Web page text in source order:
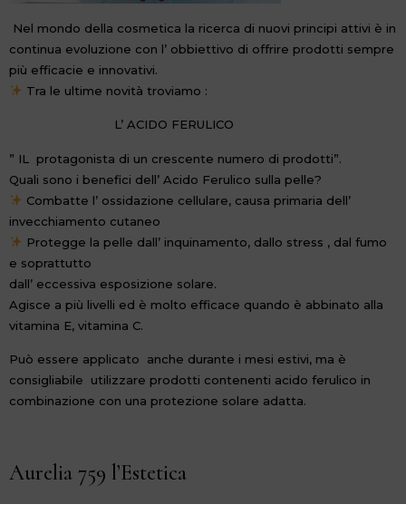
Nel mondo della cosmetica la ricerca di nuovi principi attivi è in
continua evoluzione con l’ obbiettivo di offrire prodotti sempre
più efficacie e innovativi.
Tra le ultime novità troviamo :
L’ ACIDO FERULICO
” IL protagonista di un crescente numero di prodotti”.
Quali sono i benefici dell’ Acido Ferulico sulla pelle?
Combatte l’ ossidazione cellulare, causa primaria dell’
invecchiamento cutaneo
Protegge la pelle dall’ inquinamento, dallo stress , dal fumo
e soprattutto
dall’ eccessiva esposizione solare.
Agisce a più livelli ed è molto efficace quando è abbinato alla
vitamina E, vitamina C.
Può essere applicato anche durante i mesi estivi, ma è
consigliabile utilizzare prodotti contenenti acido ferulico in
combinazione con una protezione solare adatta.
Aurelia 759 l’Estetica